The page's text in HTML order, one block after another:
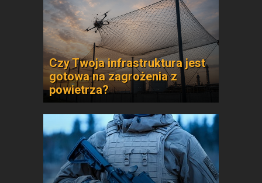
Czy Twoja infrastruktura jest
gotowa na zagrożenia z
powietrza?